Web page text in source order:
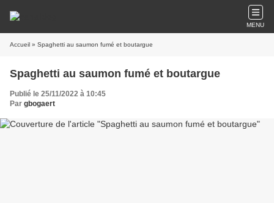
MENU
Accueil » Spaghetti au saumon fumé et boutargue
Spaghetti au saumon fumé et boutargue
Publié le 25/11/2022 à 10:45
Par gbogaert